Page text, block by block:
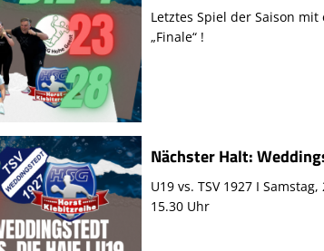
Letztes Spiel der Saison
„Finale“ !
Nächster Halt:
U19 vs. TSV 1927 I
15.30 Uhr